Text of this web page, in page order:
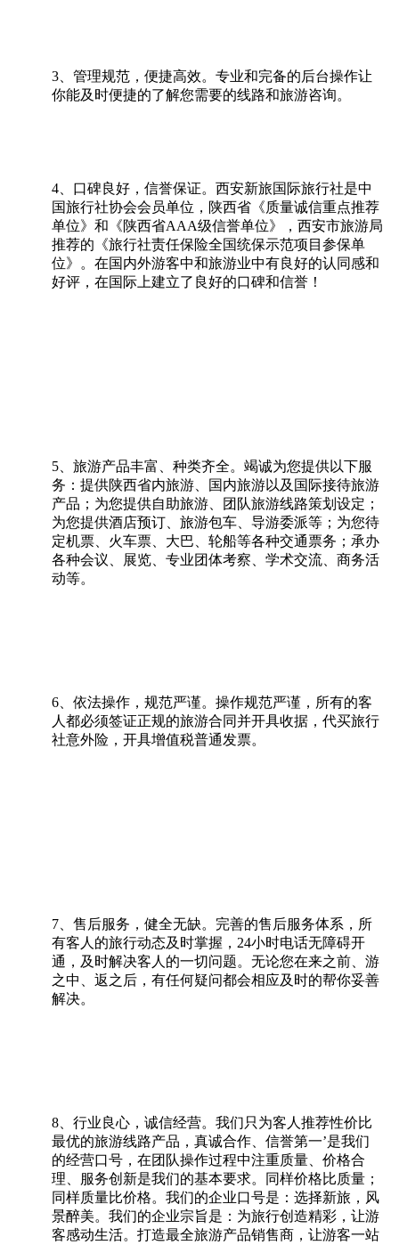
3、管理规范，便捷高效。专业和完备的后台操作让
你能及时便捷的了解您需要的线路和旅游咨询。
4、口碑良好，信誉保证。西安新旅国际旅行社是中
国旅行社协会会员单位，陕西省《质量诚信重点推荐
单位》和《陕西省AAA级信誉单位》，西安市旅游局
推荐的《旅行社责任保险全国统保示范项目参保单
位》。在国内外游客中和旅游业中有良好的认同感和
好评，在国际上建立了良好的口碑和信誉！
5、旅游产品丰富、种类齐全。竭诚为您提供以下服
务：提供陕西省内旅游、国内旅游以及国际接待旅游
产品；为您提供自助旅游、团队旅游线路策划设定；
为您提供酒店预订、旅游包车、导游委派等；为您待
定机票、火车票、大巴、轮船等各种交通票务；承办
各种会议、展览、专业团体考察、学术交流、商务活
动等。
6、依法操作，规范严谨。操作规范严谨，所有的客
人都必须签证正规的旅游合同并开具收据，代买旅行
社意外险，开具增值税普通发票。
7、售后服务，健全无缺。完善的售后服务体系，所
有客人的旅行动态及时掌握，24小时电话无障碍开
通，及时解决客人的一切问题。无论您在来之前、游
之中、返之后，有任何疑问都会相应及时的帮你妥善
解决。
8、行业良心，诚信经营。我们只为客人推荐性价比
最优的旅游线路产品，真诚合作、信誉第一’是我们
的经营口号，在团队操作过程中注重质量、价格合
理、服务创新是我们的基本要求。同样价格比质量；
同样质量比价格。我们的企业口号是：选择新旅，风
景醉美。我们的企业宗旨是：为旅行创造精彩，让游
客感动生活。打造最全旅游产品销售商，让游客一站